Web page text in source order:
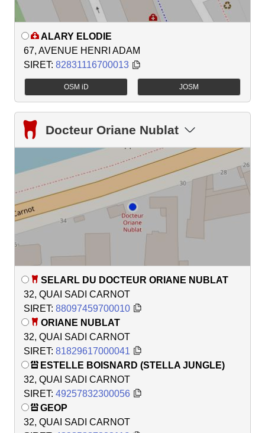
ALARY ELODIE
67, AVENUE HENRI ADAM
SIRET: 82831116700013
OSM iD JOSM
Docteur Oriane Nublat
SELARL DU DOCTEUR ORIANE NUBLAT
32, QUAI SADI CARNOT
SIRET: 88097459700010
ORIANE NUBLAT
32, QUAI SADI CARNOT
SIRET: 81829617000041
ESTELLE BOISNARD (STELLA JUNGLE)
32, QUAI SADI CARNOT
SIRET: 49257832300056
GEOP
32, QUAI SADI CARNOT